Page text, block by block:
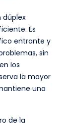
dúplex
Es
entrante y
sin
los
la mayor
una
de la